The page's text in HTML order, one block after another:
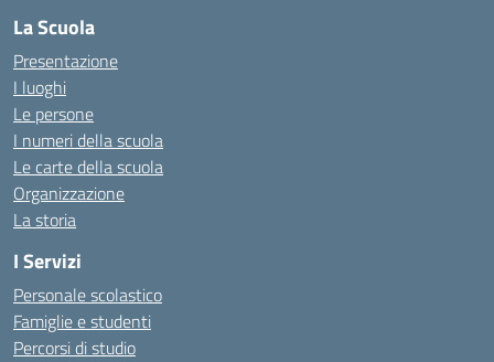
La Scuola
Presentazione
I luoghi
Le persone
I numeri della scuola
Le carte della scuola
Organizzazione
La storia
I Servizi
Personale scolastico
Famiglie e studenti
Percorsi di studio